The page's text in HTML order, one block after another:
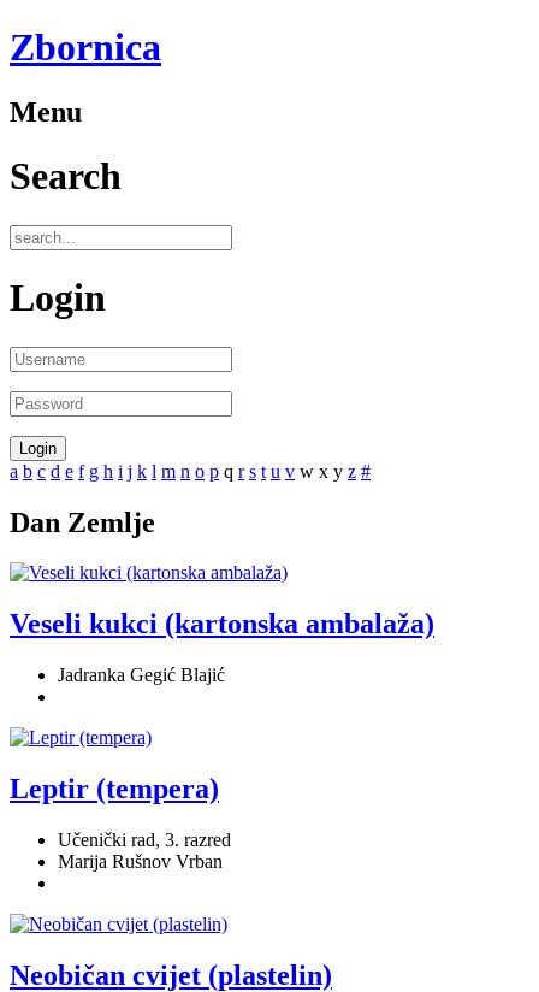
Zbornica
Menu
Search
Login
a b c d e f g h i j k l m n o p q r s t u v w x y z #
Dan Zemlje
Veseli kukci (kartonska ambalaža)
Jadranka Gegić Blajić
Leptir (tempera)
Učenički rad, 3. razred
Marija Rušnov Vrban
Neobičan cvijet (plastelin)